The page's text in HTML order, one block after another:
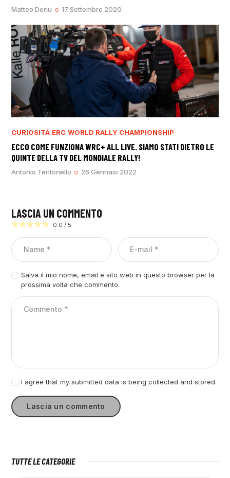
Matteo Deriu 17 Settembre 2020
CURIOSITÀ ERC WORLD RALLY CHAMPIONSHIP
ECCO COME FUNZIONA WRC+ ALL LIVE. SIAMO STATI DIETRO LE
QUINTE DELLA TV DEL MONDIALE RALLY!
Antonio Tentonello 26 Gennaio 2022
LASCIA UN COMMENTO
0.0 / 5
Salva il mio nome, email e sito web in questo browser per la
prossima volta che commento.
I agree that my submitted data is being collected and stored.
TUTTE LE CATEGORIE